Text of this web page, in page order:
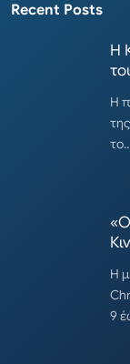
Recent Posts
Η
Η
Η
9